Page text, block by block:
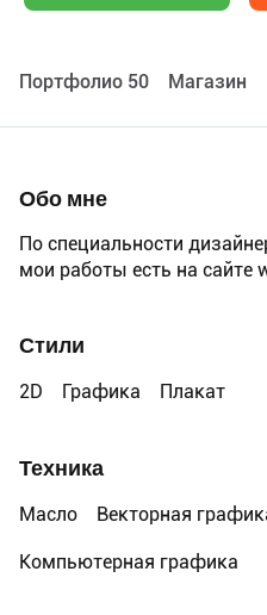
Портфолио 50 Maгазин
Обо мне
По специальности
мои работы есть на сайте
Стили
2D Графика Плакат
Техника
Масло Векторная
Компьютерная графика